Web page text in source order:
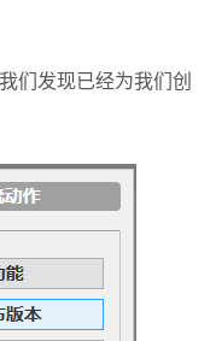
们发现已经为我们创